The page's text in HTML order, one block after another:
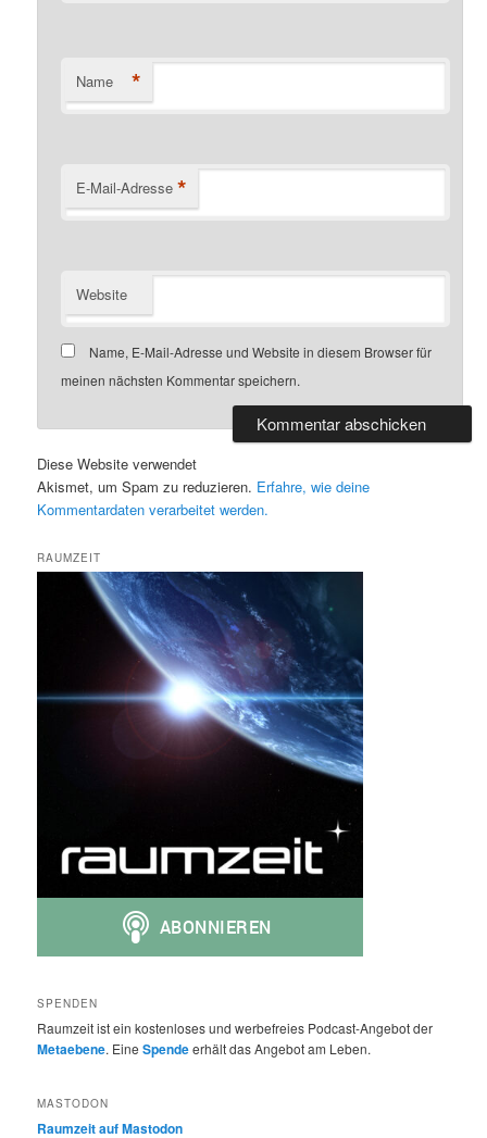
Name *
E-Mail-Adresse *
Website
Name, E-Mail-Adresse und Website in diesem Browser für
meinen nächsten Kommentar speichern.
Diese Website verwendet
Akismet, um Spam zu reduzieren. Erfahre, wie deine
Kommentardaten verarbeitet werden.
RAUMZEIT
SPENDEN
Raumzeit ist ein kostenloses und werbefreies Podcast-Angebot der
Metaebene. EineSpendeerhält das Angebot am Leben.
MASTODON
Raumzeit auf Mastodon